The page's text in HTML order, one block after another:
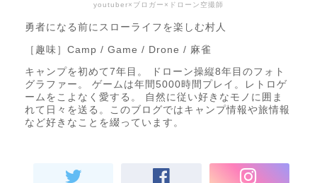
youtuber×ブロガー×ドローン空撮師
勇者になる前にスローライフを楽しむ村人
［趣味］Camp / Game / Drone / 麻雀
キャンプを初めて7年目。 ドローン操縦8年目のフォト
グラファー。 ゲームは年間5000時間プレイ。レトロゲ
ームをこよなく愛する。 自然に従い好きなモノに囲ま
れて日々を送る。このブログではキャンプ情報や旅情報
など好きなことを綴っています。